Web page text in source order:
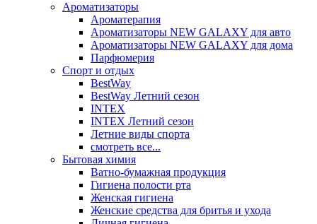
Ароматизаторы
Ароматерапия
Ароматизаторы NEW GALAXY для авто
Ароматизаторы NEW GALAXY для дома
Парфюмерия
Спорт и отдых
BestWay
BestWay Летний сезон
INTEX
INTEX Летний сезон
Летние виды спорта
смотреть все...
Бытовая химия
Ватно-бумажная продукция
Гигиена полости рта
Женская гигиена
Женские средства для бритья и ухода